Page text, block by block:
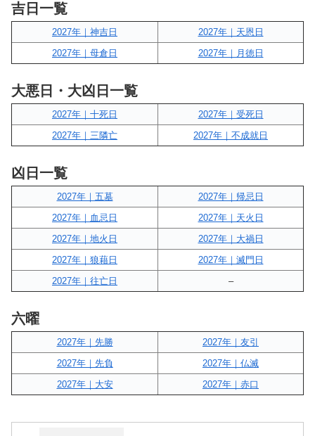
吉日一覧
2027年｜神吉日
2027年｜天恩日
2027年｜母倉日
2027年｜月徳日
大悪日・大凶日一覧
2027年｜十死日
2027年｜受死日
2027年｜三隣亡
2027年｜不成就日
凶日一覧
2027年｜五墓
2027年｜帰忌日
2027年｜血忌日
2027年｜天火日
2027年｜地火日
2027年｜大禍日
2027年｜狼藉日
2027年｜滅門日
2027年｜往亡日
–
六曜
2027年｜先勝
2027年｜友引
2027年｜先負
2027年｜仏滅
2027年｜大安
2027年｜赤口